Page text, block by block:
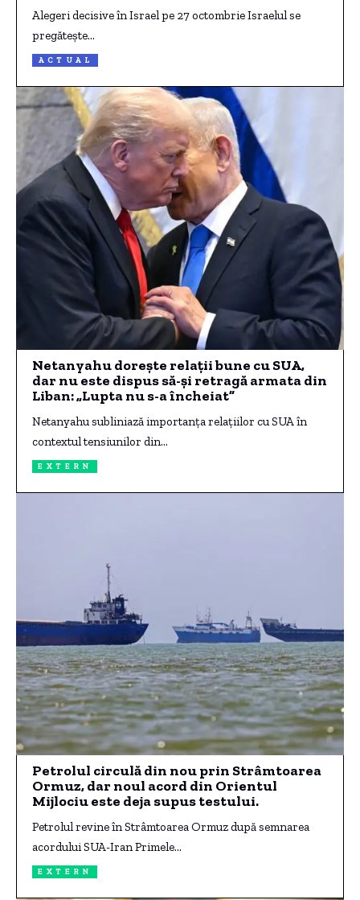
Alegeri decisive în Israel pe 27 octombrie Israelul se
pregătește…
ACTUAL
Netanyahu dorește relații bune cu SUA,
dar nu este dispus să-și retragă armata din
Liban: „Lupta nu s-a încheiat”
Netanyahu subliniază importanța relațiilor cu SUA în
contextul tensiunilor din…
EXTERN
Petrolul circulă din nou prin Strâmtoarea
Ormuz, dar noul acord din Orientul
Mijlociu este deja supus testului.
Petrolul revine în Strâmtoarea Ormuz după semnarea
acordului SUA-Iran Primele…
EXTERN